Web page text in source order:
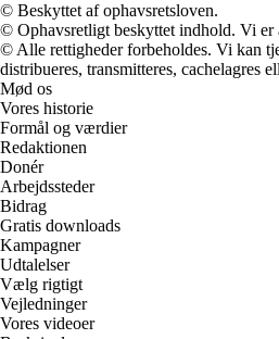
© Beskyttet af ophavsretsloven.
© Ophavsretligt beskyttet indhold. Vi er
© Alle rettigheder forbeholdes. Vi kan
distribueres, transmitteres, cachelagres
Mød os
Vores historie
Formål og værdier
Redaktionen
Donér
Arbejdssteder
Bidrag
Gratis downloads
Kampagner
Udtalelser
Vælg rigtigt
Vejledninger
Vores videoer